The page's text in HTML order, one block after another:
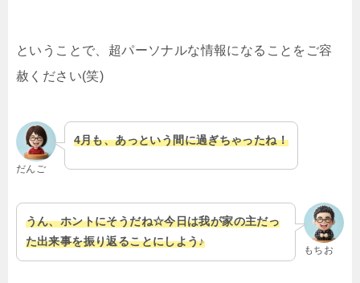
ということで、超パーソナルな情報になることをご容
赦ください(笑)
だんご
4月も、あっという間に過ぎちゃったね！
もちお
うん、ホントにそうだね☆今日は我が家の主だっ
た出来事を振り返ることにしよう♪